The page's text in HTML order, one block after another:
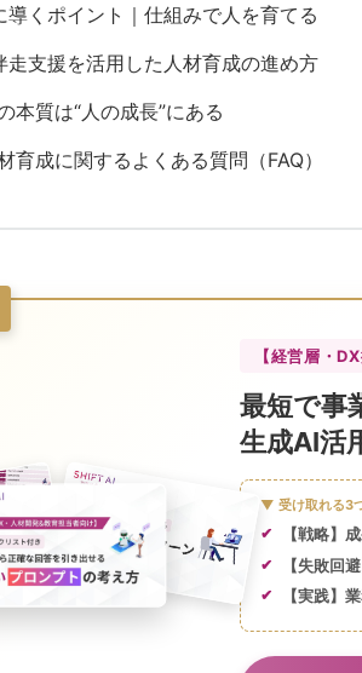
導くポイント｜仕組みで人を育てる
走支援を活用した人材育成の進め方
本質は“人の成長”にある
育成に関するよくある質問（FAQ）
【経営層・
最短で事
生成AI活
▼ 受け取れる3
【戦略】
【失敗回
【実践】